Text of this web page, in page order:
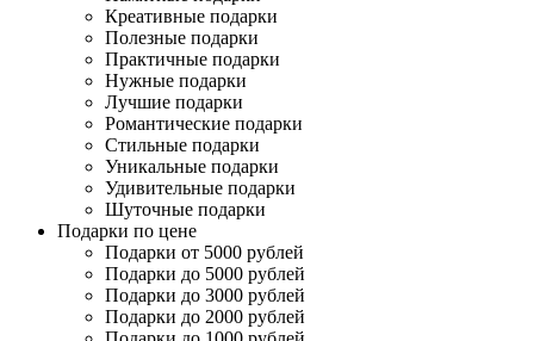
Креативные подарки
Полезные подарки
Практичные подарки
Нужные подарки
Лучшие подарки
Романтические подарки
Стильные подарки
Уникальные подарки
Удивительные подарки
Шуточные подарки
Подарки по цене
Подарки от 5000 рублей
Подарки до 5000 рублей
Подарки до 3000 рублей
Подарки до 2000 рублей